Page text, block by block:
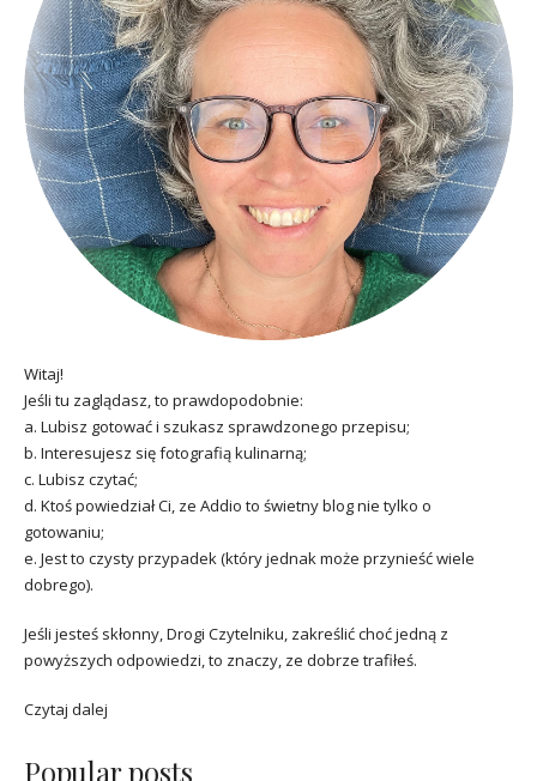
Witaj!
Jeśli tu zaglądasz, to prawdopodobnie:
a. Lubisz gotować i szukasz sprawdzonego przepisu;
b. Interesujesz się fotografią kulinarną;
c. Lubisz czytać;
d. Ktoś powiedział Ci, ze Addio to świetny blog nie tylko o
gotowaniu;
e. Jest to czysty przypadek (który jednak może przynieść wiele
dobrego).
Jeśli jesteś skłonny, Drogi Czytelniku, zakreślić choć jedną z
powyższych odpowiedzi, to znaczy, ze dobrze trafiłeś.
Czytaj dalej
Popular posts